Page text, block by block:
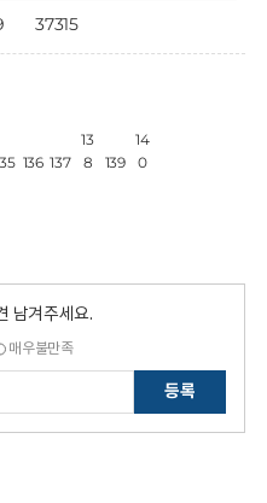
37315
136 137
13
8
139
14
0
남겨주세요.
매우불만족
등록